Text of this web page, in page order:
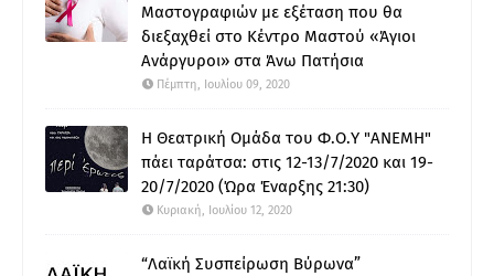
Μαστογραφιών με εξέταση που θα
διεξαχθεί στο Κέντρο Μαστού «Άγιοι
Ανάργυροι» στα Άνω Πατήσια
Πέμπτη, Ιουλίου 09, 2020
Η Θεατρική Ομάδα του Φ.Ο.Υ "ΑΝΕΜΗ"
πάει ταράτσα: στις 12-13/7/2020 και 19-
20/7/2020 (Ώρα Έναρξης 21:30)
Κυριακή, Ιουλίου 12, 2020
“Λαϊκή Συσπείρωση Βύρωνα”